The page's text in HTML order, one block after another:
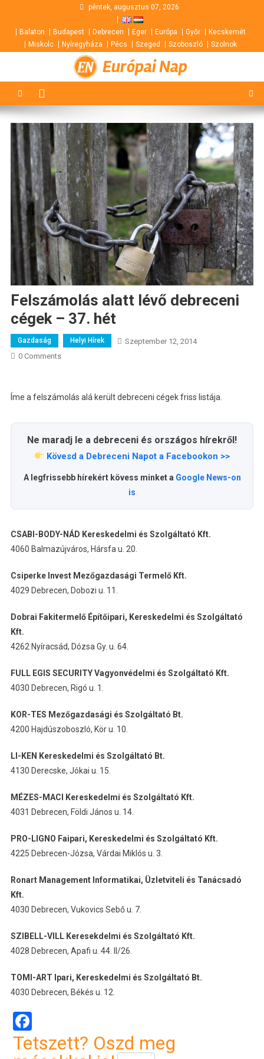
content
péntek, augusztus 07, 2026
Balaton Budapest Debrecen Eger Európa Győr
Kecskemét
Miskolc
Nyíregyháza Pécs Szeged Szoboszló Szolnok
Európai Nap
Felszámolás alatt lévő debreceni
cégek – 37. hét
Gazdaság Helyi Hírek
Szeptember 12, 2014
0 Comments
Íme a felszámolás alá került debreceni cégek friss listája.
Ne maradj le a debreceni és országos hírekről!
Kövesd a Debreceni Napot a Facebookon >>
A legfrissebb hírekért kövess minket a Google News-on
is
CSABI-BODY-NÁD Kereskedelmi és Szolgáltató Kft.
4060 Balmazújváros, Hársfa u. 20.
Csiperke Invest Mezőgazdasági Termelő Kft.
4029 Debrecen, Dobozi u. 11.
Dobrai Fakitermelő Építőipari, Kereskedelmi és Szolgáltató
Kft.
4262 Nyíracsád, Dózsa Gy. u. 64.
FULL EGIS SECURITY Vagyonvédelmi és Szolgáltató Kft.
4030 Debrecen, Rigó u. 1.
KOR-TES Mezőgazdasági és Szolgáltató Bt.
4200 Hajdúszoboszló, Kör u. 10.
LI-KEN Kereskedelmi és Szolgáltató Bt.
4130 Derecske, Jókai u. 15.
MÉZES-MACI Kereskedelmi és Szolgáltató Kft.
4031 Debrecen, Földi János u. 14.
PRO-LIGNO Faipari, Kereskedelmi és Szolgáltató Kft.
4225 Debrecen-Józsa, Várdai Miklós u. 3.
Ronart Management Informatikai, Üzletviteli és Tanácsadó
Kft.
4030 Debrecen, Vukovics Sebő u. 7.
SZIBELL-VILL Keresekdelmi és Szolgáltató Kft.
4028 Debrecen, Apafi u. 44. II/26.
TOMI-ART Ipari, Kereskedelmi és Szolgáltató Bt.
4030 Debrecen, Békés u. 12.
Facebook
Tetszett? Oszd meg